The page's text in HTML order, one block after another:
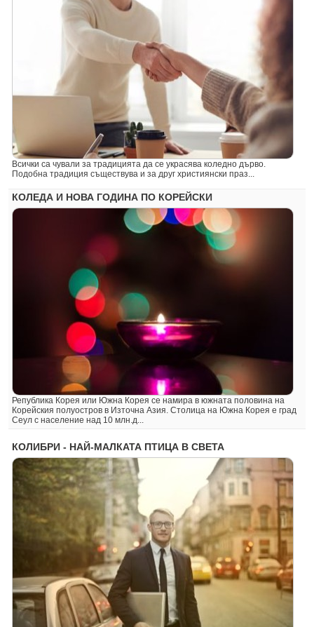
Всички са чували за традицията да се украсява коледно дърво.
Подобна традиция съществува и за друг християнски праз...
КОЛЕДА И НОВА ГОДИНА ПО КОРЕЙСКИ
Република Корея или Южна Корея се намира в южната половина на
Корейския полуостров в Източна Азия. Столица на Южна Корея е град
Сеул с население над 10 млн.д...
КОЛИБРИ - НАЙ-МАЛКАТА ПТИЦА В СВЕТА